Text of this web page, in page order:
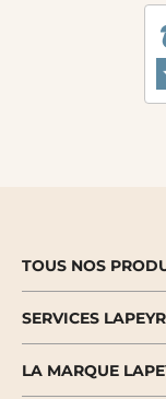
TOUS NOS
SERVICES
LA MARQUE